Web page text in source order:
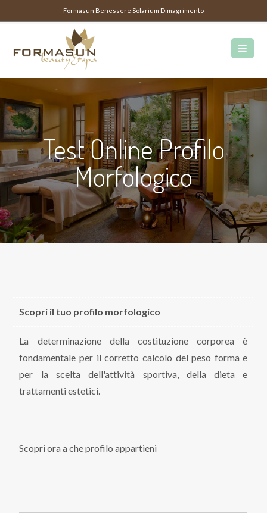
Formasun Benessere Solarium Dimagrimento
Test Online Profilo
Morfologico
Scopri il tuo profilo morfologico
La determinazione della costituzione corporea è
fondamentale per il corretto calcolo del peso forma e
per la scelta dell'attività sportiva, della dieta e
trattamenti estetici.
Scopri ora a che profilo appartieni